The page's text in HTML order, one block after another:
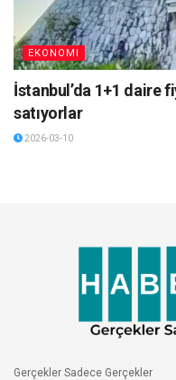
EKONOMI
İstanbul’da 1+1 daire
satıyorlar
2026-03-10
Gerçekler Sadece Gerçekler